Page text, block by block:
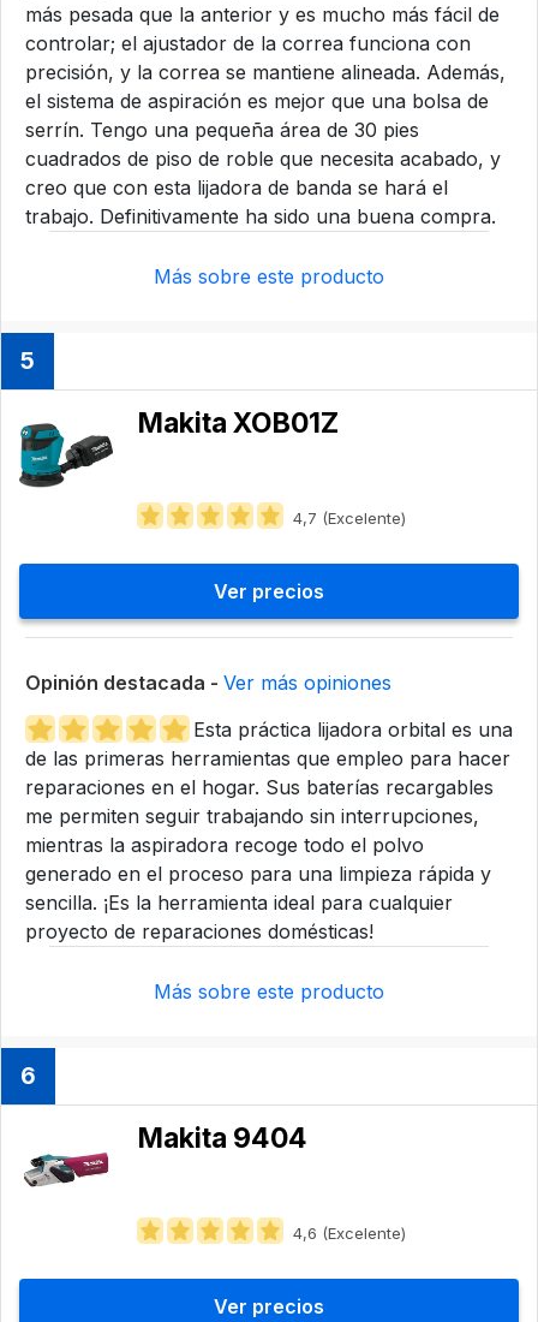
más pesada que la anterior y es mucho más fácil de
controlar; el ajustador de la correa funciona con
precisión, y la correa se mantiene alineada. Además,
el sistema de aspiración es mejor que una bolsa de
serrín. Tengo una pequeña área de 30 pies
cuadrados de piso de roble que necesita acabado, y
creo que con esta lijadora de banda se hará el
trabajo. Definitivamente ha sido una buena compra.
Más sobre este producto
5
Makita XOB01Z
4,7 (Excelente)
Ver precios
Opinión destacada - Ver más opiniones
Esta práctica lijadora orbital es una
de las primeras herramientas que empleo para hacer
reparaciones en el hogar. Sus baterías recargables
me permiten seguir trabajando sin interrupciones,
mientras la aspiradora recoge todo el polvo
generado en el proceso para una limpieza rápida y
sencilla. ¡Es la herramienta ideal para cualquier
proyecto de reparaciones domésticas!
Más sobre este producto
6
Makita 9404
4,6 (Excelente)
Ver precios